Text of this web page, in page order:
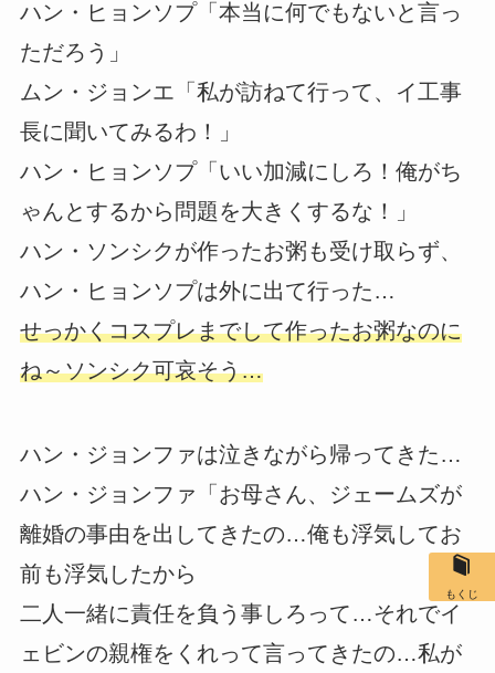
ハン・ヒョンソプ「本当に何でもないと言っ
ただろう」
ムン・ジョンエ「私が訪ねて行って、イ工事
長に聞いてみるわ！」
ハン・ヒョンソプ「いい加減にしろ！俺がち
ゃんとするから問題を大きくするな！」
ハン・ソンシクが作ったお粥も受け取らず、
ハン・ヒョンソプは外に出て行った…
せっかくコスプレまでして作ったお粥なのに
ね～ソンシク可哀そう…
ハン・ジョンファは泣きながら帰ってきた…
ハン・ジョンファ「お母さん、ジェームズが
離婚の事由を出してきたの…俺も浮気してお
前も浮気したから
二人一緒に責任を負う事しろって…それでイ
ェビンの親権をくれって言ってきたの…私が
もくじ